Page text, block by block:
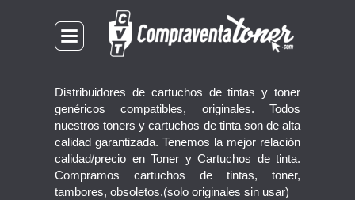
Distribuidores de cartuchos de tintas y toner
genéricos compatibles, originales. Todos
nuestros toners y cartuchos de tinta son de alta
calidad garantizada. Tenemos la mejor relación
calidad/precio en Toner y Cartuchos de tinta.
Compramos cartuchos de tintas, toner,
tambores, obsoletos.(solo originales sin usar)